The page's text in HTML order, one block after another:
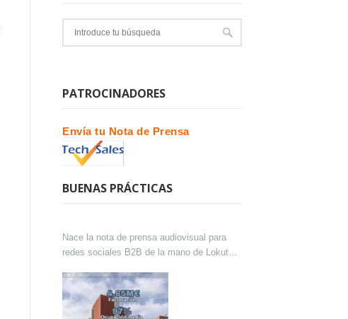
PATROCINADORES
Envía tu Nota de Prensa
BUENAS PRÁCTICAS
Nace la nota de prensa audiovisual para
redes sociales B2B de la mano de Lokutor